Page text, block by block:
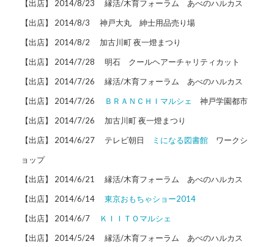
【出店】 2014/8/23 縁活/木育フォーラム あべのハルカス
【出店】 2014/8/3 神戸大丸 紳士用品売り場
【出店】 2014/8/2 加古川町 夜一燈まつり
【出店】 2014/7/28 明石 クールヘアーチャリティカット
【出店】 2014/7/26 縁活/木育フォーラム あべのハルカス
【出店】 2014/7/26
ＢＲＡＮＣＨＩマルシェ 神戸学園都市
【出店】 2014/7/26 加古川町 夜一燈まつり
【出店】 2014/6/27 テレビ朝日
ミになる図書館ワークシ
ョップ
【出店】 2014/6/21 縁活/木育フォーラム あべのハルカス
【出店】 2014/6/14 東京おもちゃショー2014
【出店】 2014/6/7ＫＩＩＴＯマルシェ
【出店】 2014/5/24 縁活/木育フォーラム あべのハルカス